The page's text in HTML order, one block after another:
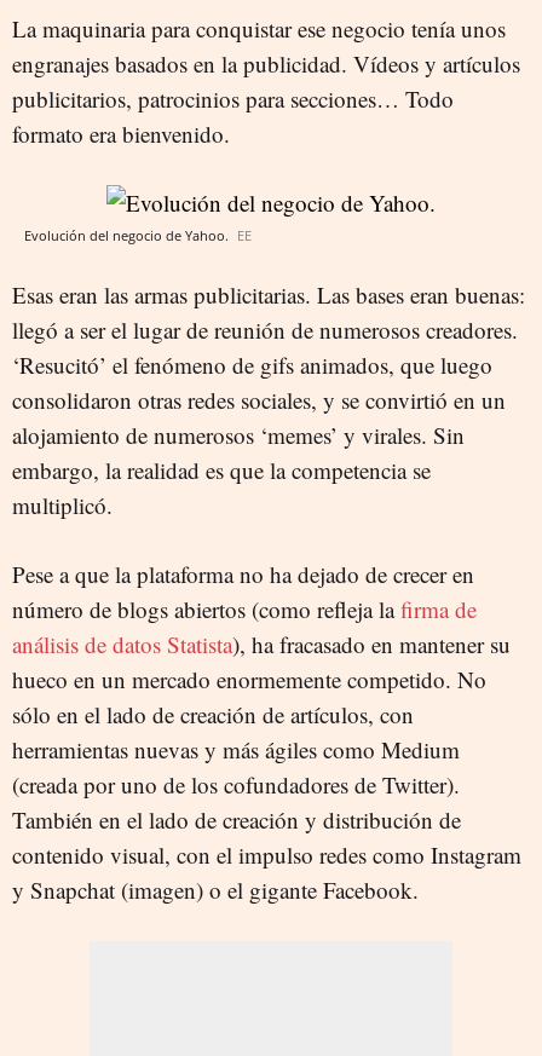
La maquinaria para conquistar ese negocio tenía unos
engranajes basados en la publicidad. Vídeos y artículos
publicitarios, patrocinios para secciones… Todo
formato era bienvenido.
Evolución del negocio de Yahoo. EE
Esas eran las armas publicitarias. Las bases eran buenas:
llegó a ser el lugar de reunión de numerosos creadores.
‘Resucitó’ el fenómeno de gifs animados, que luego
consolidaron otras redes sociales, y se convirtió en un
alojamiento de numerosos ‘memes’ y virales. Sin
embargo, la realidad es que la competencia se
multiplicó.
Pese a que la plataforma no ha dejado de crecer en
número de blogs abiertos (como refleja lafirma de
análisis de datos Statista), ha fracasado en mantener su
hueco en un mercado enormemente competido. No
sólo en el lado de creación de artículos, con
herramientas nuevas y más ágiles como Medium
(creada por uno de los cofundadores de Twitter).
También en el lado de creación y distribución de
contenido visual, con el impulso redes como Instagram
y Snapchat (imagen) o el gigante Facebook.